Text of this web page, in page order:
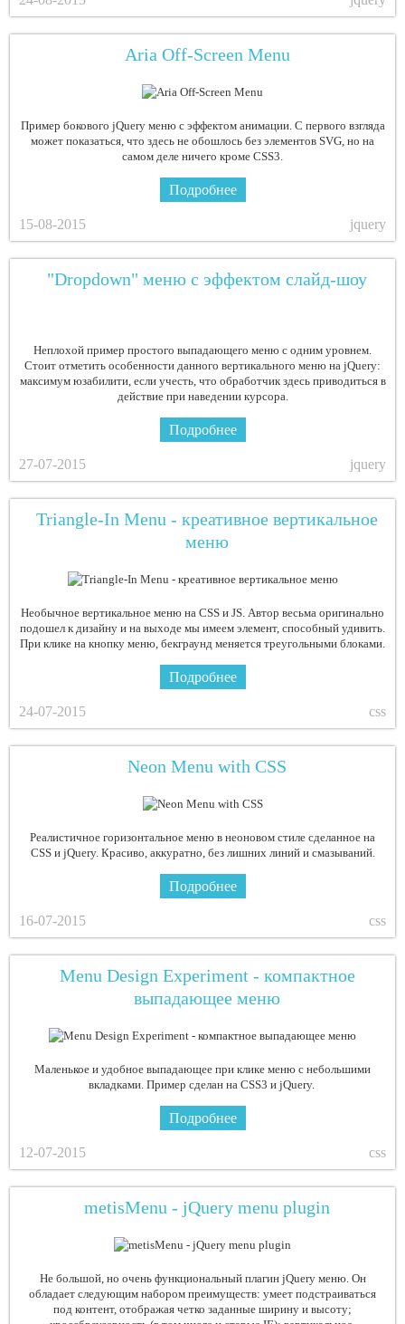
Aria Off-Screen Menu
Пример бокового jQuery меню с эффектом анимации. С первого взгляда
может показаться, что здесь не обошлось без элементов SVG, но на
самом деле ничего кроме CSS3.
Подробнее
15-08-2015 jquery
"Dropdown" меню с эффектом слайд-шоу
Неплохой пример простого выпадающего меню с одним уровнем.
Стоит отметить особенности данного вертикального меню на jQuery:
максимум юзабилити, если учесть, что обработчик здесь приводиться в
действие при наведении курсора.
Подробнее
27-07-2015 jquery
Triangle-In Menu - креативное вертикальное
меню
Необычное вертикальное меню на CSS и JS. Автор весьма оригинально
подошел к дизайну и на выходе мы имеем элемент, способный удивить.
При клике на кнопку меню, бекграунд меняется треугольными блоками.
Подробнее
24-07-2015 css
Neon Menu with CSS
Реалистичное горизонтальное меню в неоновом стиле сделанное на
CSS и jQuery. Красиво, аккуратно, без лишних линий и смазываний.
Подробнее
16-07-2015 css
Menu Design Experiment - компактное
выпадающее меню
Маленькое и удобное выпадающее при клике меню с небольшими
вкладками. Пример сделан на CSS3 и jQuery.
Подробнее
12-07-2015 css
metisMenu - jQuery menu plugin
Не большой, но очень функциональный плагин jQuery меню. Он
обладает следующим набором преимуществ: умеет подстраиваться
под контент, отображая четко заданные ширину и высоту;